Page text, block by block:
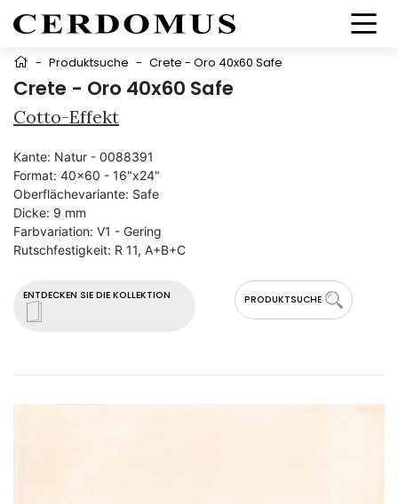
- Produktsuche - Crete - Oro 40x60 Safe
Crete - Oro 40x60 Safe
Cotto-Effekt
ENTDECKEN SIE DIE KOLLEKTION PRODUKTSUCHE
Kante: Natur - 0088391
Format: 40x60 - 16"x24"
Oberflächevariante: Safe
Dicke: 9 mm
Farbvariation: V1 - Gering
Rutschfestigkeit: R 11, A+B+C